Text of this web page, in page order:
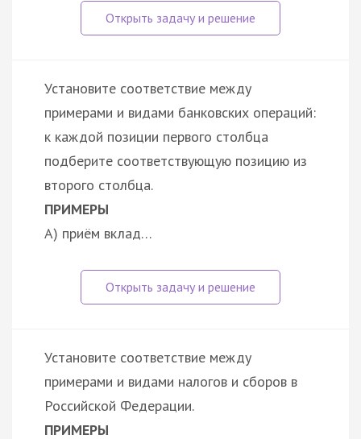
Установите соответствие между
примерами и видами банковских операций:
к каждой позиции первого столбца
подберите соответствующую позицию из
второго столбца.
ПРИМЕРЫ
А) приём вклад…
Установите соответствие между
примерами и видами налогов и сборов в
Российской Федерации.
ПРИМЕРЫ